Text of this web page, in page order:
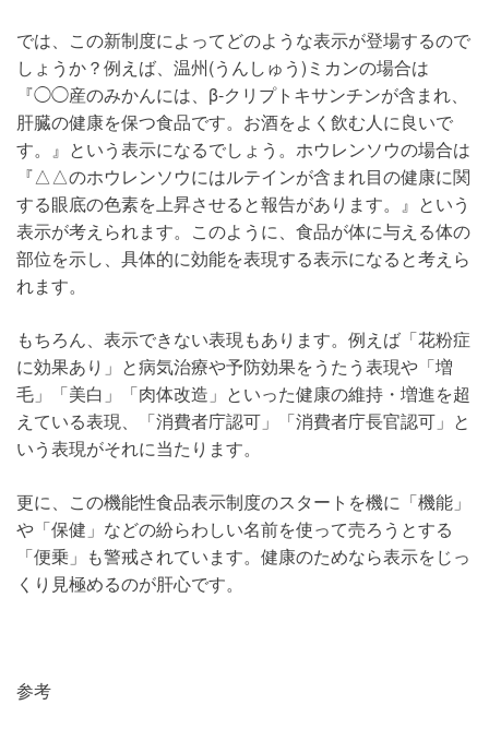
では、この新制度によってどのような表示が登場するので
しょうか？例えば、温州(うんしゅう)ミカンの場合は
『◯◯産のみかんには、β-クリプトキサンチンが含まれ、
肝臓の健康を保つ食品です。お酒をよく飲む人に良いで
す。』という表示になるでしょう。ホウレンソウの場合は
『△△のホウレンソウにはルテインが含まれ目の健康に関
する眼底の色素を上昇させると報告があります。』という
表示が考えられます。このように、食品が体に与える体の
部位を示し、具体的に効能を表現する表示になると考えら
れます。
もちろん、表示できない表現もあります。例えば「花粉症
に効果あり」と病気治療や予防効果をうたう表現や「増
毛」「美白」「肉体改造」といった健康の維持・増進を超
えている表現、「消費者庁認可」「消費者庁長官認可」と
いう表現がそれに当たります。
更に、この機能性食品表示制度のスタートを機に「機能」
や「保健」などの紛らわしい名前を使って売ろうとする
「便乗」も警戒されています。健康のためなら表示をじっ
くり見極めるのが肝心です。
参考